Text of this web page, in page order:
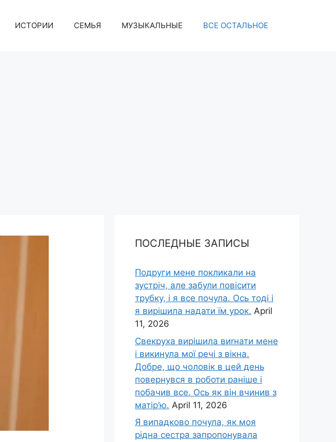
ИСТОРИИ СЕМЬЯ МУЗЫКАЛЬНЫЕ ВСЕ ОСТАЛЬНОЕ
ПОСЛЕДНЫЕ ЗАПИСЫ
Подруги мене покликали на
зустріч, але забули повісити
трубку, і я все почула. Ось тоді і
я вирішила надати їм урок. April
11, 2026
Свекруха вирішила виrнати мене
і викинула мої речі з вікна.
Добре, що чоловік в цей день
повернувся в роботи раніше і
побачив все. Ось як він вчинив з
матір’ю. April 11, 2026
Я випадково почула, як моя
рідна сестра запропонувала